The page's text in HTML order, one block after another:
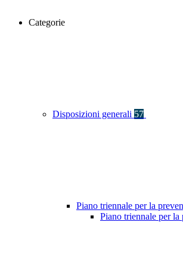
Categorie
Disposizioni generali 57
Piano triennale per la
Piano triennale per